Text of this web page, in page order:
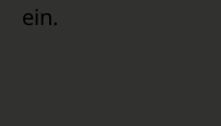
ein.